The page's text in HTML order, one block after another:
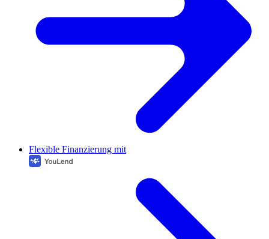
Flexible Finanzierung mit